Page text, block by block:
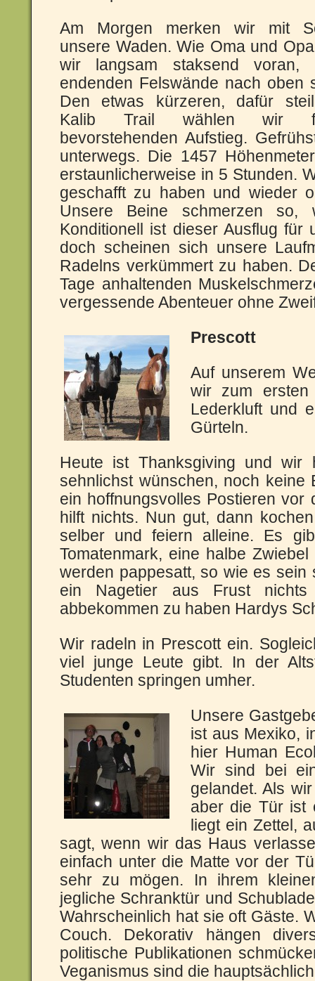
Am Morgen merken wir mit
unsere Waden. Wie Oma und
wir langsam staksend voran,
endenden Felswände nach oben
Den etwas kürzeren, dafür
Kalib Trail wählen wir
bevorstehenden Aufstieg.
unterwegs. Die 1457
erstaunlicherweise in 5 Stunden.
geschafft zu haben und wieder
Unsere Beine schmerzen so,
Konditionell ist dieser Ausflug für
doch scheinen sich unsere
Radelns verkümmert zu haben.
Tage anhaltenden
vergessende Abenteuer ohne
Prescott
Auf unserem
wir zum
Lederkluft und
Gürteln.
Heute ist Thanksgiving und
sehnlichst wünschen, noch keine
ein hoffnungsvolles Postieren vor
hilft nichts. Nun gut, dann
selber und feiern alleine. Es
Tomatenmark, eine halbe
werden pappesatt, so wie es
ein Nagetier aus Frust nichts
abbekommen zu haben Hardys
Wir radeln in Prescott ein.
viel junge Leute gibt. In der
Studenten springen umher.
Unsere
ist aus Mexiko,
hier Human
Wir sind bei
gelandet. Als
aber die Tür ist
liegt ein Zettel,
sagt, wenn wir das Haus
einfach unter die Matte vor der
sehr zu mögen. In ihrem
jegliche Schranktür und
Wahrscheinlich hat sie oft Gäste.
Couch. Dekorativ hängen
politische Publikationen
Veganismus sind die